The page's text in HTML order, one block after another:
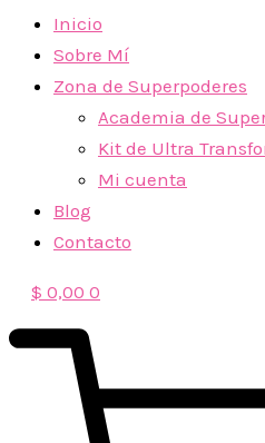
Inicio
Sobre Mí
Zona de Superpoderes
Academia de
Kit de Ultra
Mi cuenta
Blog
Contacto
$ 0,00 0